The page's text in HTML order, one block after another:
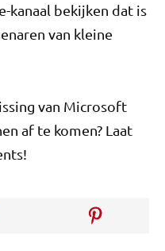
kanaal bekijken dat is
van kleine
van Microsoft
af ​​te komen? Laat